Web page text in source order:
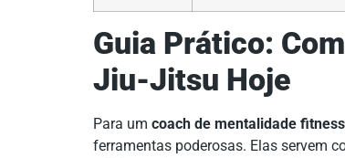
Guia Prático:
Jiu-Jitsu Hoje
Para um coach de mentalidade fitness
ferramentas poderosas. Elas servem